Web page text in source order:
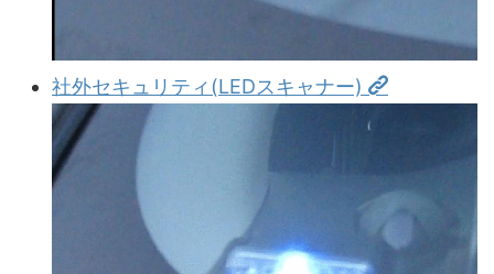
社外セキュリティ(LEDスキャナー)